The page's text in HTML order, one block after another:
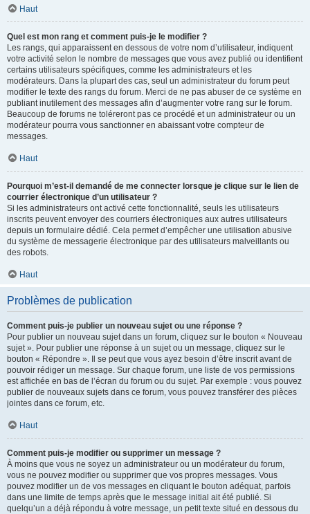
Haut
Quel est mon rang et comment puis-je le modifier ?
Les rangs, qui apparaissent en dessous de votre nom d’utilisateur, indiquent
votre activité selon le nombre de messages que vous avez publié ou identifient
certains utilisateurs spécifiques, comme les administrateurs et les
modérateurs. Dans la plupart des cas, seul un administrateur du forum peut
modifier le texte des rangs du forum. Merci de ne pas abuser de ce système en
publiant inutilement des messages afin d’augmenter votre rang sur le forum.
Beaucoup de forums ne toléreront pas ce procédé et un administrateur ou un
modérateur pourra vous sanctionner en abaissant votre compteur de
messages.
Haut
Pourquoi m’est-il demandé de me connecter lorsque je clique sur le lien de
courrier électronique d’un utilisateur ?
Si les administrateurs ont activé cette fonctionnalité, seuls les utilisateurs
inscrits peuvent envoyer des courriers électroniques aux autres utilisateurs
depuis un formulaire dédié. Cela permet d’empêcher une utilisation abusive
du système de messagerie électronique par des utilisateurs malveillants ou
des robots.
Haut
Problèmes de publication
Comment puis-je publier un nouveau sujet ou une réponse ?
Pour publier un nouveau sujet dans un forum, cliquez sur le bouton « Nouveau
sujet ». Pour publier une réponse à un sujet ou un message, cliquez sur le
bouton « Répondre ». Il se peut que vous ayez besoin d’être inscrit avant de
pouvoir rédiger un message. Sur chaque forum, une liste de vos permissions
est affichée en bas de l’écran du forum ou du sujet. Par exemple : vous pouvez
publier de nouveaux sujets dans ce forum, vous pouvez transférer des pièces
jointes dans ce forum, etc.
Haut
Comment puis-je modifier ou supprimer un message ?
À moins que vous ne soyez un administrateur ou un modérateur du forum,
vous ne pouvez modifier ou supprimer que vos propres messages. Vous
pouvez modifier un de vos messages en cliquant le bouton adéquat, parfois
dans une limite de temps après que le message initial ait été publié. Si
quelqu’un a déjà répondu à votre message, un petit texte situé en dessous du